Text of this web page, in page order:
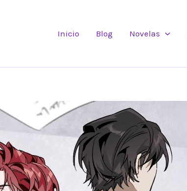
Inicio Blog Novelas